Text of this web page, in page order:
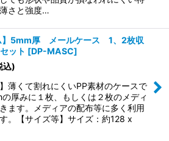
さと強度…
】5mm厚 メールケース 1、2枚収
ット [DP-MASC]
込)
】薄くて割れにくいPP素材のケースで
厚みに１枚、もしくは２枚のメディ
ます。メディアの配布等に多く利用
。【サイズ等】サイズ：約128 x